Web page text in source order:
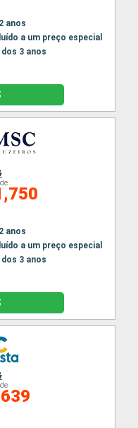
anos
a um preço especial
3 anos
anos
a um preço especial
3 anos